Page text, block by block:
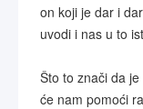
on koji je dar i
uvodi i nas u to
Što to znači da
će nam pomoći